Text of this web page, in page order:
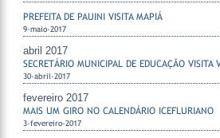
PREFEITA DE PAUINI VISITA MAPIÁ
9-maio-2017
abril 2017
SECRETÁRIO MUNICIPAL DE EDUCAÇÃO VISITA
30-abril-2017
fevereiro 2017
MAIS UM GIRO NO CALENDÁRIO ICEFLURIANO
3-fevereiro-2017